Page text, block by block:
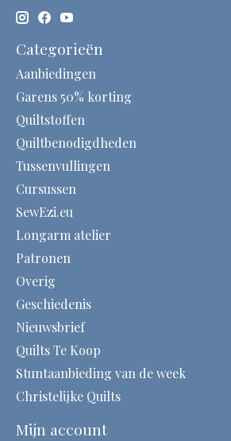
Categorieën
Aanbiedingen
Garens 50% korting
Quiltstoffen
Quiltbenodigdheden
Tussenvullingen
Cursussen
SewEzi.eu
Longarm atelier
Patronen
Overig
Geschiedenis
Nieuwsbrief
Quilts Te Koop
Stuntaanbieding van de week
Christelijke Quilts
Mijn account